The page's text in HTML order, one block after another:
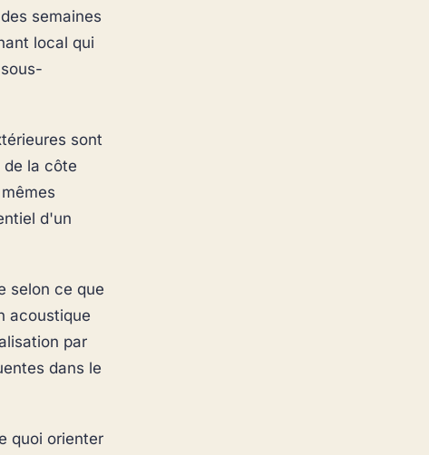
semaines
local qui
sont
la côte
d'un
selon ce que
acoustique
par
dans le
quoi orienter